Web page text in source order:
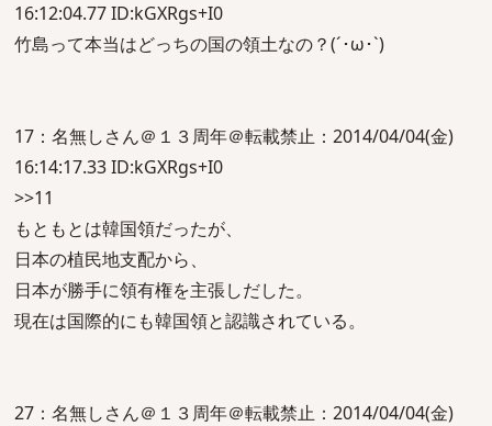
16:12:04.77 ID:kGXRgs+I0
竹島って本当はどっちの国の領土なの？(´･ω･`)
17：名無しさん＠１３周年＠転載禁止：2014/04/04(金)
16:14:17.33 ID:kGXRgs+I0
>>11
もともとは韓国領だったが、
日本の植民地支配から、
日本が勝手に領有権を主張しだした。
現在は国際的にも韓国領と認識されている。
27：名無しさん＠１３周年＠転載禁止：2014/04/04(金)